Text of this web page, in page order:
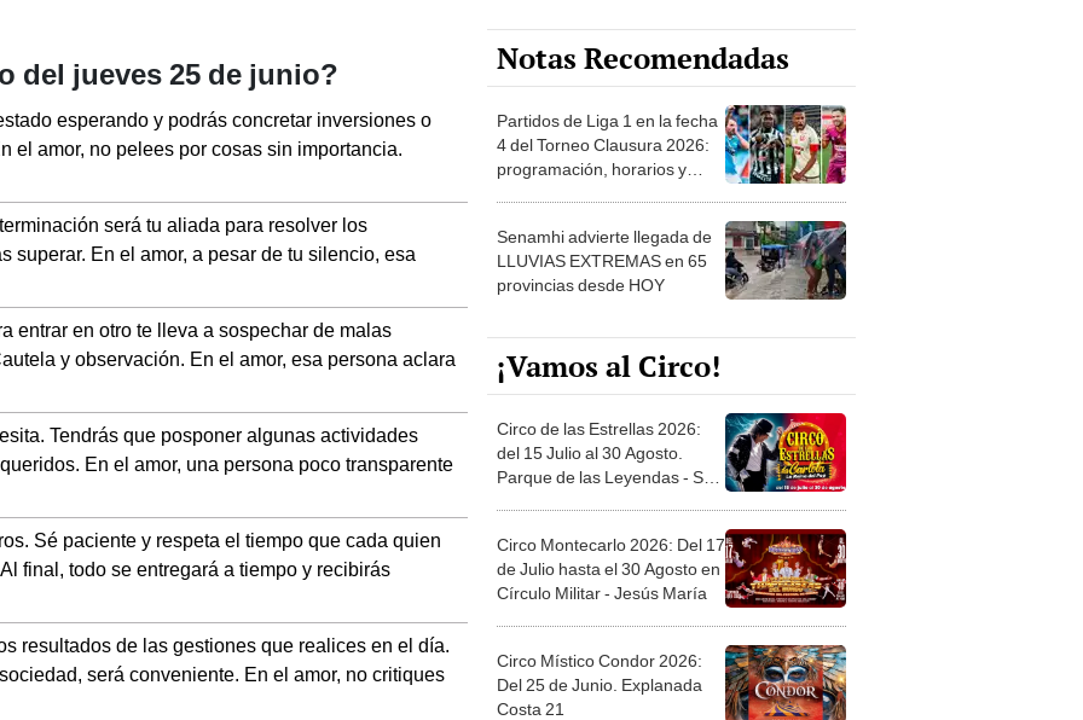
del jueves 25 de junio?
esperando y podrás concretar inversiones o
el amor, no pelees por cosas sin importancia.
será tu aliada para resolver los
superar. En el amor, a pesar de tu silencio, esa
entrar en otro te lleva a sospechar de malas
y observación. En el amor, esa persona aclara
Tendrás que posponer algunas actividades
En el amor, una persona poco transparente
Sé paciente y respeta el tiempo que cada quien
final, todo se entregará a tiempo y recibirás
resultados de las gestiones que realices en el día.
será conveniente. En el amor, no critiques
Notas Recomendadas
Partidos de Liga 1 en la fecha
4 del Torneo Clausura 2026:
programación, horarios y
Senamhi advierte llegada de
LLUVIAS EXTREMAS en 65
provincias desde HOY
¡Vamos al Circo!
Circo de las Estrellas 2026:
del 15 Julio al 30 Agosto.
Parque de las Leyendas - San
Circo Montecarlo 2026: Del 17
de Julio hasta el 30 Agosto en
Círculo Militar - Jesús María
Circo Místico Condor 2026:
Del 25 de Junio. Explanada
Costa 21